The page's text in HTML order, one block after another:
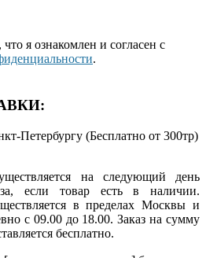
я ознакомлен и согласен с
.
Петербургу (Бесплатно от 300тр)
на следующий день
если товар есть в наличии.
в пределах Москвы и
с 09.00 до 18.00. Заказ на сумму
бесплатно.